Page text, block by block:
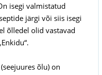
isegi valmistatud
järgi või siis isegi
õlledel olid vastavad
õlu) on